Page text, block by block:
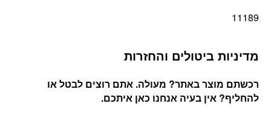
11189
מדיניות ביטולים והחזרות
רכשתם מוצר באתר? מעולה. אתם רוצים לבטל או
להחליף? אין בעיה אנחנו כאן איתכם.